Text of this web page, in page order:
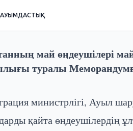
май өңдеушілері
туралы
министрлігі, Ауыл
қайта өңдеушілердің